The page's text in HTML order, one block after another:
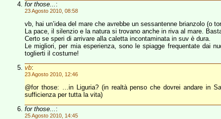
for those... :
23 Agosto 2010, 08:58
vb, hai un’idea del mare che avrebbe un sessantenne brianzolo (o
La pace, il silenzio e la natura si trovano anche in riva al mare.
Certo se speri di arrivare alla caletta incontaminata in suv è dura.
Le migliori, per mia esperienza, sono le spiagge frequentate dai
toglierti il costume!
vb:
23 Agosto 2010, 12:46
@for those: …in Liguria? (in realtà penso che dovrei andare in
sufficienza per tutta la vita)
for those... :
25 Agosto 2010, 14:45